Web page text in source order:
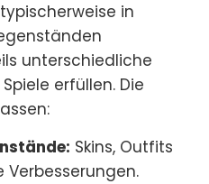
in
unterschiedliche
erfüllen. Die
Skins, Outfits